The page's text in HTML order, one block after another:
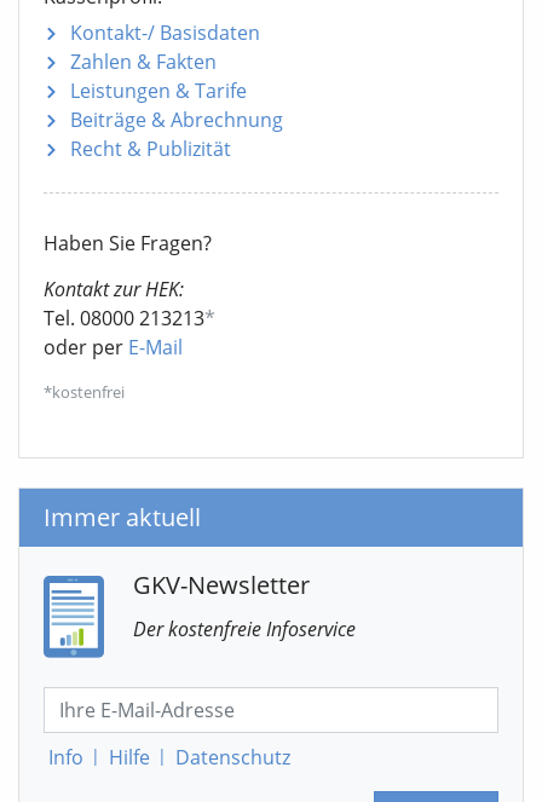
Kontakt-/ Basisdaten
Zahlen & Fakten
Leistungen & Tarife
Beiträge & Abrechnung
Recht & Publizität
Haben Sie Fragen?
Kontakt zur HEK:
Tel. 08000 213213*
oder per E-Mail
*kostenfrei
Immer aktuell
GKV-Newsletter
Der kostenfreie Infoservice
Info | Hilfe | Datenschutz